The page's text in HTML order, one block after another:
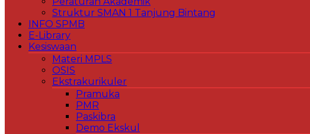
Struktur SMAN 1 Tanjung Bintang
INFO SPMB
E-Library
Kesiswaan
Materi MPLS
OSIS
Ekstrakurikuler
Pramuka
PMR
Paskibra
Demo Ekskul